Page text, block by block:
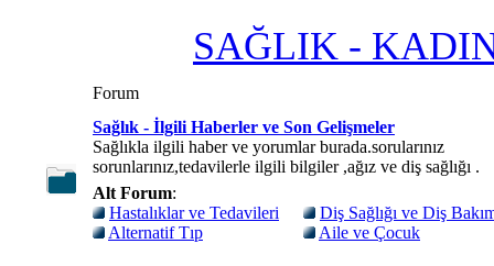
SAĞLIK -
Forum
Sağlık - İlgili Haberler ve Son Gelişmeler
Sağlıkla ilgili haber ve yorumlar burada.sorularınız
sorunlarınız,tedavilerle ilgili bilgiler ,ağız ve diş sağlığı .
Alt Forum:
Hastalıklar ve Tedavileri
Diş Sağlığı ve Diş
Alternatif Tıp
Aile ve Çocuk